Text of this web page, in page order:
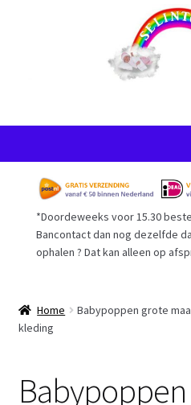
naar
navigatie
inhoud
Startpagina
Voorwaarden
Afrekenen
Retouren
*Doordeweeks voor 15.30
Bancontact dan nog dezelfde
ophalen ? Dat kan alleen op
Home
Babypoppen grote
kleding